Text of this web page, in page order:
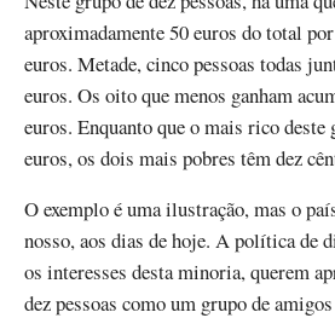
aproximadamente 50 euros do total
euros. Metade, cinco pessoas todas
euros. Os oito que menos ganham
euros. Enquanto que o mais rico deste
euros, os dois mais pobres têm dez
O exemplo é uma ilustração, mas o
nosso, aos dias de hoje. A política de
os interesses desta minoria, querem
dez pessoas como um grupo de